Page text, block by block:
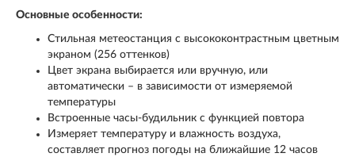
Основные особенности:
Стильная метеостанция с высококонтрастным цветным
экраном (256 оттенков)
Цвет экрана выбирается или вручную, или
автоматически – в зависимости от измеряемой
температуры
Встроенные часы-будильник с функцией повтора
Измеряет температуру и влажность воздуха,
составляет прогноз погоды на ближайшие 12 часов